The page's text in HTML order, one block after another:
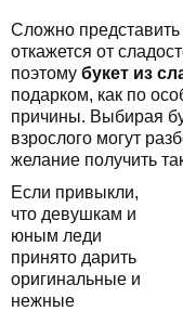
Сложно представить
откажется от
поэтому букет из
подарком, как по
причины. Выбирая
взрослого могут
желание получить
Если привыкли,
что девушкам и
юным леди
принято дарить
оригинальные и
нежные